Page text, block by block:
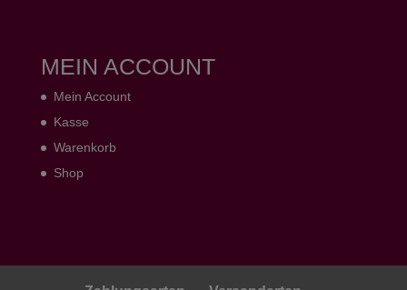
MEIN ACCOUNT
Mein Account
Kasse
Warenkorb
Shop